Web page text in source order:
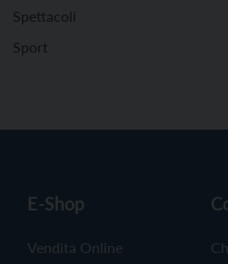
Spettacoli
Sport
E-Shop
Vendita Online